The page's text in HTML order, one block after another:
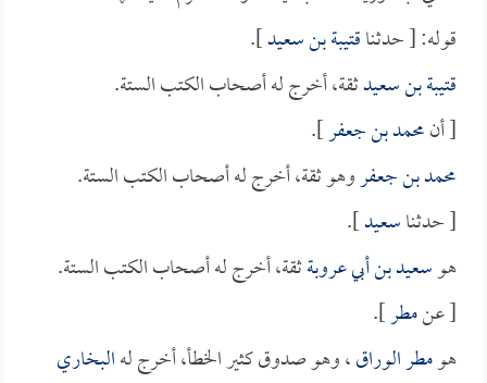
قوله: [ حدثناقتيبة بن سعيد].
قتيبة بن سعيدثقة، أخرج له أصحاب الكتب الستة.
[ أنمحمد بن جعفر].
محمد بن جعفروهو ثقة، أخرج له أصحاب الكتب الستة.
[ حدثناسعيد].
هوسعيد بن أبي عروبةثقة، أخرج له أصحاب الكتب الستة.
[ عنمطر].
هومطر الوراق، وهو صدوق كثير الخطأ، أخرج لهالبخاري